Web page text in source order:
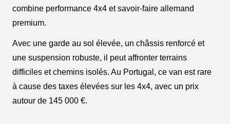
combine performance 4x4 et savoir-faire allemand
premium.
Avec une garde au sol élevée, un châssis renforcé et
une suspension robuste, il peut affronter terrains
difficiles et chemins isolés. Au Portugal, ce van est rare
à cause des taxes élevées sur les 4x4, avec un prix
autour de 145 000 €.